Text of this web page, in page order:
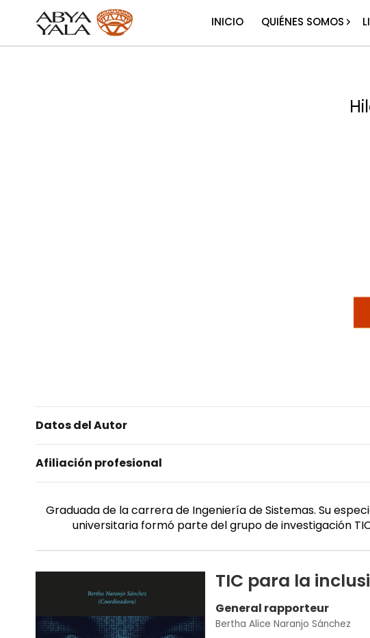
INICIO QUIÉNES SOMOS
Datos del Autor
Afiliación profesional
Graduada de la carrera de Ingeniería de Sistemas. Su
universitaria formó parte del grupo de investigación
TIC para la
General rapporteur
Bertha Alice Naranjo Sánchez